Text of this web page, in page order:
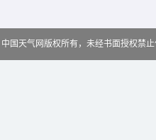
中国天气网版权所有，未经书面授权